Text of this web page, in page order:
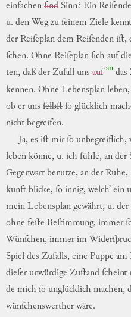
einfachen ſind Sinn? Ein
u. den Weg zu ſeinem Ziele kennt
der Reiſeplan dem Reiſenden iſt,
ſchen. Ohne Reiſeplan ſich auf die
ten, daß der Zufall uns auf an das
kennen. Ohne Lebensplan leben,
ob er uns ſelbſt ſo glücklich
nicht begreifen.
Ja, es iſt mir ſo unbegreiflich,
leben könne, u. ich fühle, an der
Gegenwart benutze, an der Ruhe,
kunft blicke, ſo innig, welch’ ein
mein Lebensplan gewährt, u. der
ohne feſte Beſtimmung, immer
Wünſchen, immer im
Spiel des Zufalls, eine Puppe am
dieſer unwürdige Zuſtand ſcheint
de mich ſo unglücklich machen,
wünſchenswerther wäre.